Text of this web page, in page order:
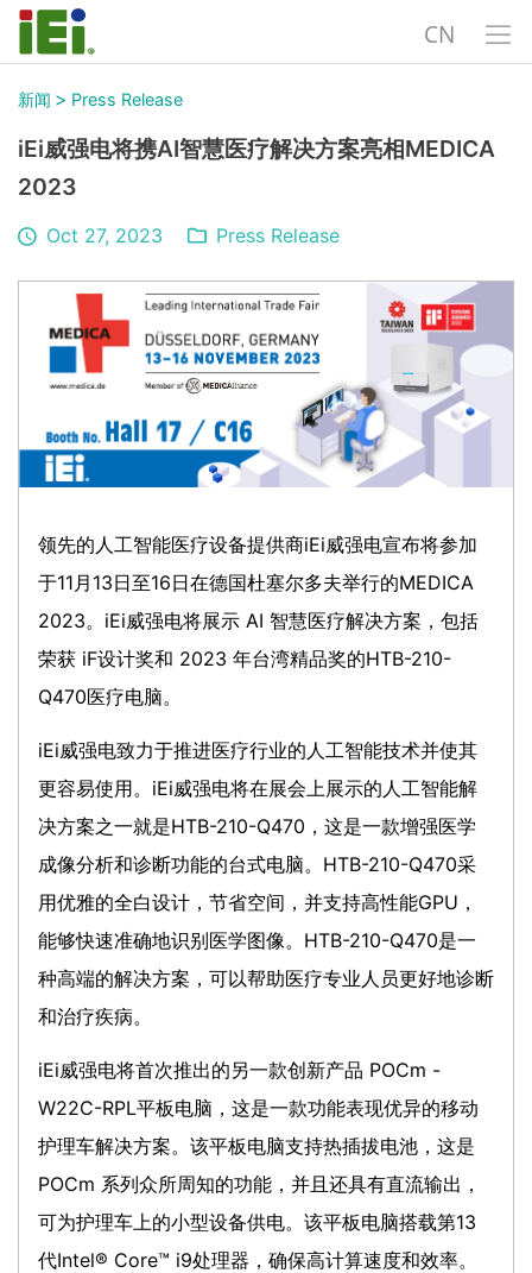
CN
新闻 > Press Release
iEi威强电将携AI智慧医疗解决方案亮相MEDICA
2023
Oct 27, 2023 Press Release
领先的人工智能医疗设备提供商iEi威强电宣布将参加
于11月13日至16日在德国杜塞尔多夫举行的MEDICA
2023。iEi威强电将展示 AI 智慧医疗解决方案，包括
荣获 iF设计奖和 2023 年台湾精品奖的HTB-210-
Q470医疗电脑。
iEi威强电致力于推进医疗行业的人工智能技术并使其
更容易使用。iEi威强电将在展会上展示的人工智能解
决方案之一就是HTB-210-Q470，这是一款增强医学
成像分析和诊断功能的台式电脑。HTB-210-Q470采
用优雅的全白设计，节省空间，并支持高性能GPU，
能够快速准确地识别医学图像。HTB-210-Q470是一
种高端的解决方案，可以帮助医疗专业人员更好地诊断
和治疗疾病。
iEi威强电将首次推出的另一款创新产品 POCm -
W22C-RPL平板电脑，这是一款功能表现优异的移动
护理车解决方案。该平板电脑支持热插拔电池，这是
POCm 系列众所周知的功能，并且还具有直流输出，
可为护理车上的小型设备供电。该平板电脑搭载第13
代Intel® Core™ i9处理器，确保高计算速度和效率。